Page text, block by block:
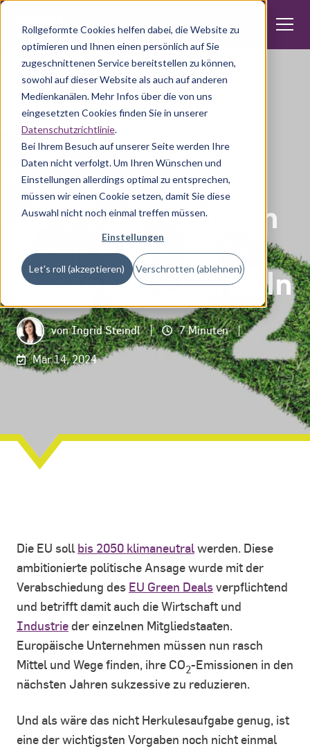
Rollgeformte Cookies helfen dabei, die Website zu
optimieren und Ihnen einen persönlich auf Sie
zugeschnittenen Service bereitstellen zu können,
sowohl auf dieser Website als auch auf anderen
Medienkanälen. Mehr Infos über die von uns
eingesetzten Cookies finden Sie in unserer
Datenschutzrichtlinie.
Bei Ihrem Besuch auf unserer Seite werden Ihre
Daten nicht verfolgt. Um Ihren Wünschen und
Einstellungen allerdings optimal zu entsprechen,
müssen wir einen Cookie setzen, damit Sie diese
Auswahl nicht noch einmal treffen müssen.
Einstellungen
Let's roll (akzeptieren) Verschrotten (ablehnen)
CO₂-Reduzierung
Wie Unternehmen
ihren CO₂-
Footprint ermitteln
vonIngrid Steindl 7 Minuten
Mär 14, 2024
Die EU soll bis 2050 klimaneutralwerden. Diese
ambitionierte politische Ansage wurde mit der
Verabschiedung des EU Green Dealsverpflichtend
und betrifft damit auch die Wirtschaft und
Industrie der einzelnen Mitgliedstaaten.
Europäische Unternehmen müssen nun rasch
Mittel und Wege finden, ihre CO2-Emissionen in den
nächsten Jahren sukzessive zu reduzieren.
Und als wäre das nicht Herkulesaufgabe genug, ist
eine der wichtigsten Vorgaben noch nicht einmal